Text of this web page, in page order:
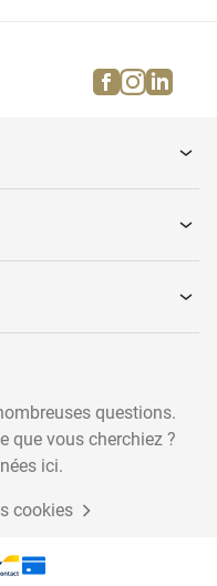
Bordures
facebook
questions.
que vous cherchiez ?
ici.
cookies